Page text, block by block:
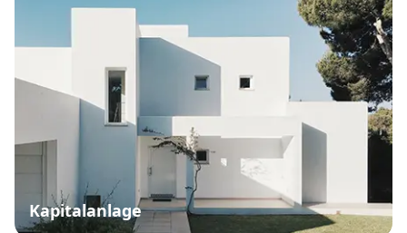
Kapitalanlage